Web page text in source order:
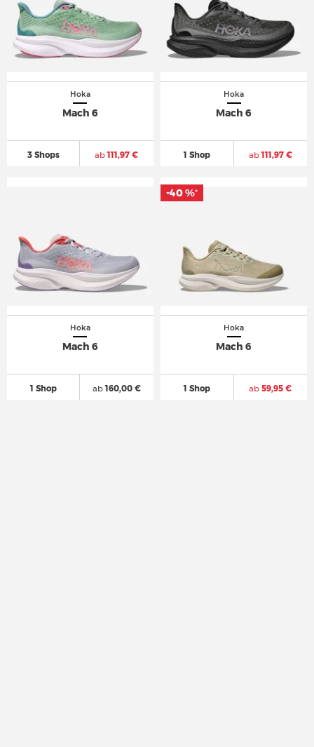
Hoka
Mach 6
3 Shops ab111,97 €
Hoka
Mach 6
1 Shop ab111,97 €
Hoka
Mach 6
1 Shop ab160,00 €
Hoka
Mach 6
1 Shop ab 59,95 €
-40 %*
-40 %*